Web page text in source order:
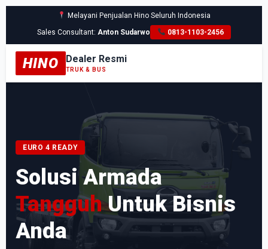
Melayani Penjualan Hino Seluruh Indonesia
Sales Consultant:Anton Sudarwo 0813-1103-2456
HINO Dealer Resmi
TRUK & BUS
EURO 4 READY
Solusi Armada
TangguhUntuk Bisnis
Anda